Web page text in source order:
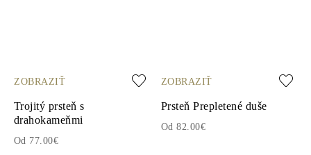
ZOBRAZIŤ
Trojitý prsteň s
drahokameňmi
Od 77.00€
ZOBRAZIŤ
Prsteň Prepletené duše
Od 82.00€